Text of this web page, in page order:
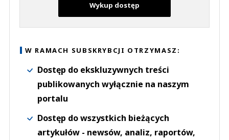
Wykup dostęp
W RAMACH SUBSKRYBCJI OTRZYMASZ:
Dostęp do ekskluzywnych treści
publikowanych wyłącznie na naszym
portalu
Dostęp do wszystkich bieżących
artykułów - newsów, analiz, raportów,